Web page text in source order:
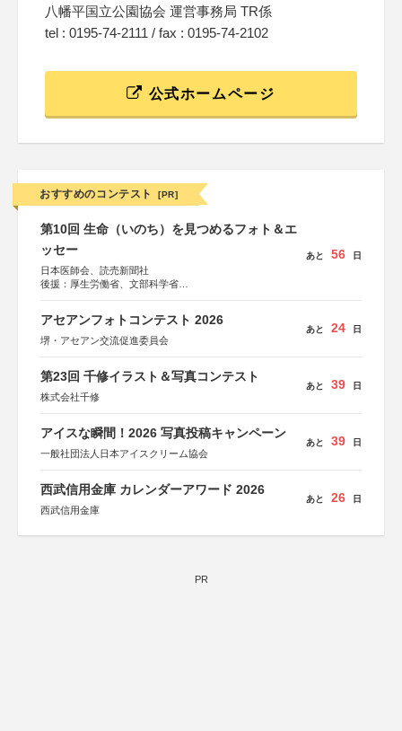
八幡平国立公園協会 運営事務局 TR係
tel : 0195-74-2111 / fax : 0195-74-2102
公式ホームページ
おすすめのコンテスト [PR]
第10回 生命（いのち）を見つめるフォト＆エ
ッセー
日本医師会、読売新聞社
後援：厚生労働省、文部科学省
あと 56 日
アセアンフォトコンテスト 2026
堺・アセアン交流促進委員会
あと 24 日
第23回 千修イラスト＆写真コンテスト
株式会社千修
あと 39 日
アイスな瞬間！2026 写真投稿キャンペーン
一般社団法人日本アイスクリーム協会
あと 39 日
西武信用金庫 カレンダーアワード 2026
西武信用金庫
あと 26 日
PR